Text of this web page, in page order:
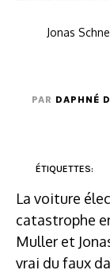
Jonas
PAR DAPHNÉ
ÉTIQUETTES:
La voiture
catastrophe
Muller et
vrai du faux